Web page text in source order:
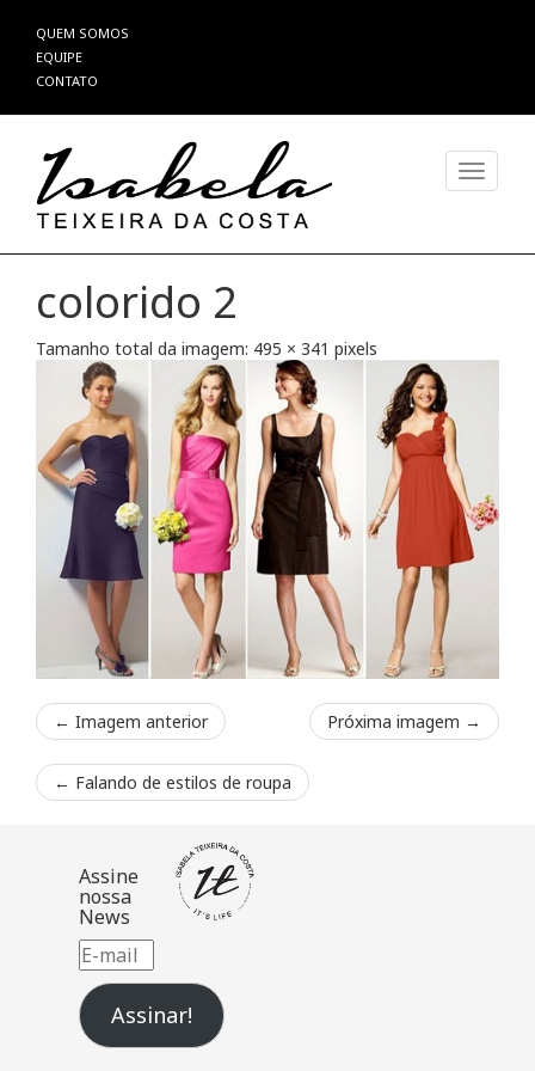
Pular
para
o
QUEM SOMOS
EQUIPE
CONTATO
colorido 2
Tamanho total da imagem: 495 × 341 pixels
← Imagem anterior Próxima imagem →
← Falando de estilos de roupa
Assine
nossa
News
E-
mail
Assinar!